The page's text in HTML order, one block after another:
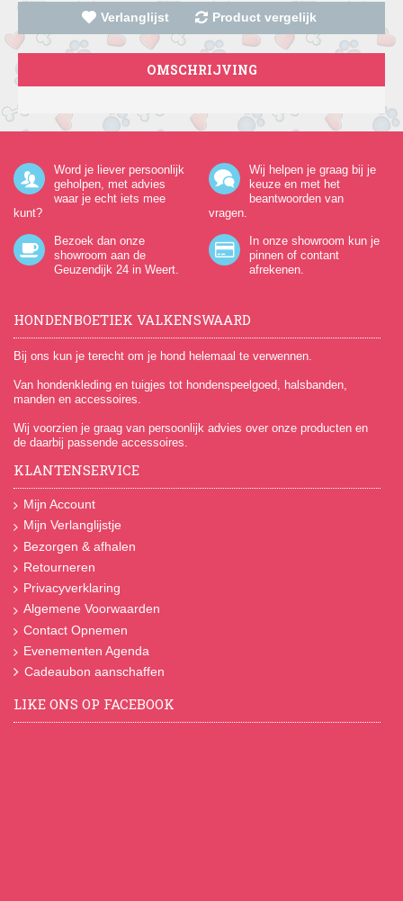
Verlanglijst Product vergelijk
OMSCHRIJVING
Word je liever persoonlijk
geholpen, met advies
waar je echt iets mee
kunt?
Wij helpen je graag bij je
keuze en met het
beantwoorden van
vragen.
Bezoek dan onze
showroom aan de
Geuzendijk 24 in Weert.
In onze showroom kun je
pinnen of contant
afrekenen.
HONDENBOETIEK VALKENSWAARD
Bij ons kun je terecht om je hond helemaal te verwennen.
Van hondenkleding en tuigjes tot hondenspeelgoed, halsbanden,
manden en accessoires.
Wij voorzien je graag van persoonlijk advies over onze producten en
de daarbij passende accessoires.
KLANTENSERVICE
Mijn Account
Mijn Verlanglijstje
Bezorgen & afhalen
Retourneren
Privacyverklaring
Algemene Voorwaarden
Contact Opnemen
Evenementen Agenda
Cadeaubon aanschaffen
LIKE ONS OP FACEBOOK